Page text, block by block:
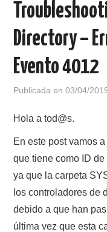
ACERCA DE
PATROCINADORES
Directory –
Evento 4012
Publicada en03/04/
Hola a tod@s.
En este post vamos
que tiene como ID
ya que la carpeta
los controladores de
debido a que han
última vez que esta